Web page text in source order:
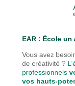
EAR : École un
Vous avez
de créativité ?
professionnels
vos hauts-